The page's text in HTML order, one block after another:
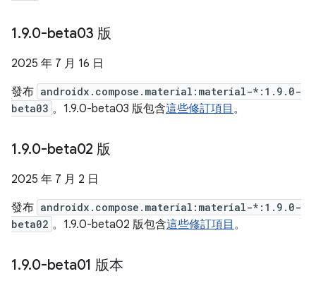
1.9.0-beta03 版
2025 年 7 月 16 日
發布 androidx.compose.material:material-*:1.9.0-
beta03 。1.9.0-beta03 版包含這些修訂項目 。
1.9.0-beta02 版
2025 年 7 月 2 日
發布 androidx.compose.material:material-*:1.9.0-
beta02 。1.9.0-beta02 版包含這些修訂項目 。
1.9.0-beta01 版本